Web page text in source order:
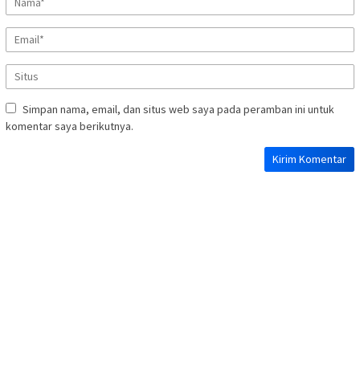
Simpan nama, email, dan situs web saya pada peramban ini untuk
komentar saya berikutnya.